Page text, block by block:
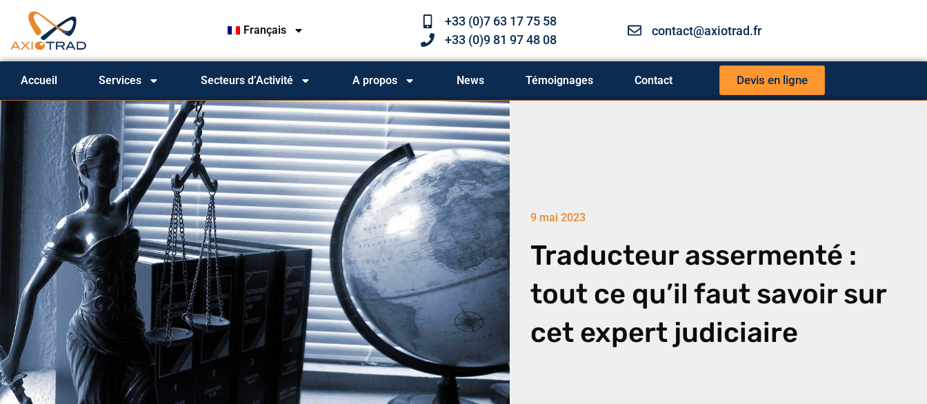
Français
+33 (0)7 63 17 75 58
+33 (0)9 81 97 48 08
contact@axiotrad.fr
Accueil Services Secteurs d’Activité A propos News Témoignages Contact Devis en ligne
9 mai 2023
Traducteur assermenté :
tout ce qu’il faut savoir sur
cet expert judiciaire